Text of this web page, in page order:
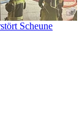
Scheune